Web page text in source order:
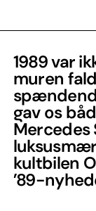
1989 var
muren
gav os
Mercedes
kultbilen
’89-